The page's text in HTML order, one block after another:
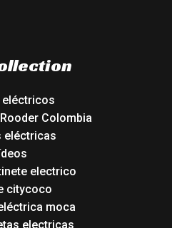
eléctricos
Colombia
eléctricas
electrico
citycoco
moca
electricas